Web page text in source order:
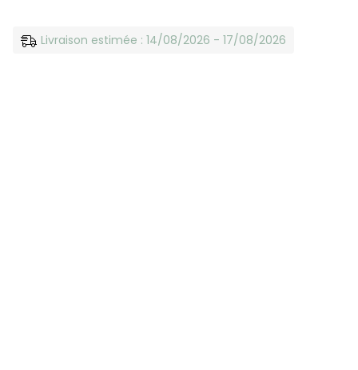
Livraison estimée : 14/08/2026 - 17/08/2026